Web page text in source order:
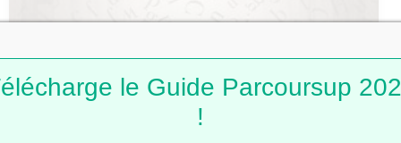
le Guide Parcoursup
!